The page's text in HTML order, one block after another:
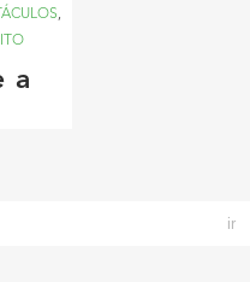
,
a